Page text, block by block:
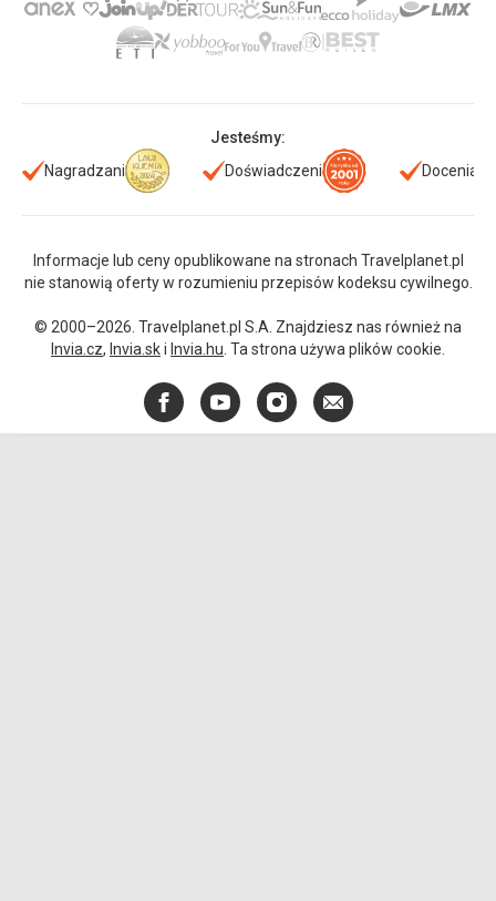
Jesteśmy:
Nagradzani
Doświadczeni Doceniani
Informacje lub ceny opublikowane na stronach Travelplanet.pl
nie stanowią oferty w rozumieniu przepisów kodeksu cywilnego.
© 2000–2026. Travelplanet.pl S.A. Znajdziesz nas również na
Invia.cz, Invia.ski Invia.hu . Ta strona używa plików cookie.
FacebookYouTubeInstagram
E-
mail